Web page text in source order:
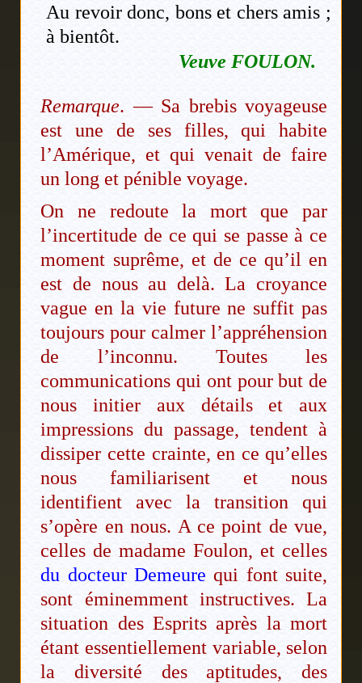
Au revoir donc, bons et chers amis ;
à bientôt.
Veuve FOULON.
Remarque. — Sa brebis voyageuse
est une de ses filles, qui habite
l’Amérique, et qui venait de faire
un long et pénible voyage.
On ne redoute la mort que par
l’incertitude de ce qui se passe à ce
moment suprême, et de ce qu’il en
est de nous au delà. La croyance
vague en la vie future ne suffit pas
toujours pour calmer l’appréhension
de l’inconnu. Toutes les
communications qui ont pour but de
nous initier aux détails et aux
impressions du passage, tendent à
dissiper cette crainte, en ce qu’elles
nous familiarisent et nous
identifient avec la transition qui
s’opère en nous. A ce point de vue,
celles de madame Foulon, et celles
du docteur Demeure qui font suite,
sont éminemment instructives. La
situation des Esprits après la mort
étant essentiellement variable, selon
la diversité des aptitudes, des